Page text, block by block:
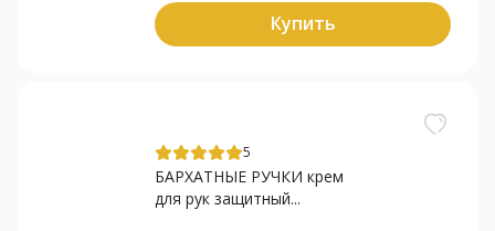
Купить
5
БАРХАТНЫЕ РУЧКИ крем
для рук защитный...